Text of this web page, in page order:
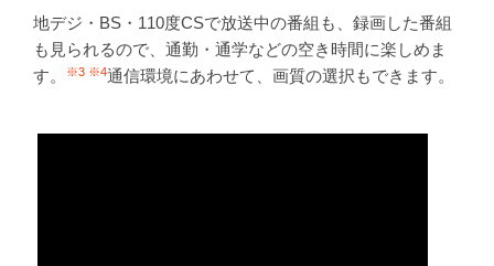
地デジ・BS・110度CSで放送中の番組も、録画した番組
も見られるので、通勤・通学などの空き時間に楽しめま
す。
※3 ※4通信環境にあわせて、画質の選択もできます。